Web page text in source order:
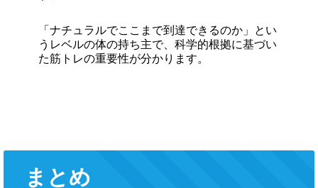
「ナチュラルでここまで到達できるのか」とい
うレベルの体の持ち主で、科学的根拠に基づい
た筋トレの重要性が分かります。
まとめ